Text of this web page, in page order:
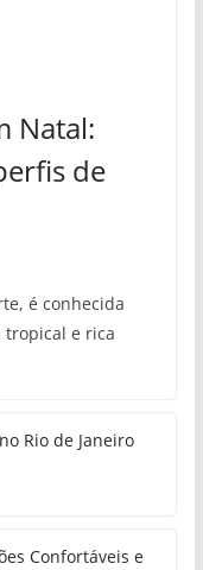
Natal:
de
é conhecida
tropical e rica
Rio de Janeiro
Confortáveis e